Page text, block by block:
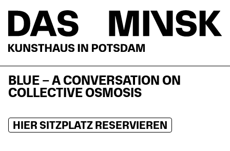
BLUE – A CONVERSATION ON
COLLECTIVE OSMOSIS
HIER SITZPLATZ RESERVIEREN